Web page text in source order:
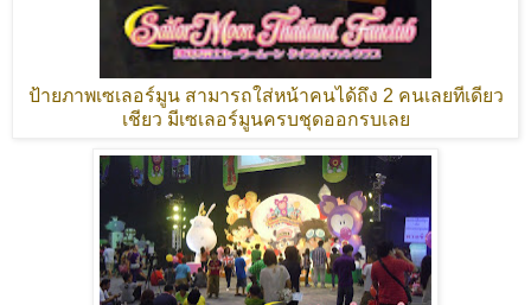
ป้ายภาพเซเลอร์มูน สามารถใส่หน้าคนได้ถึง 2 คนเลยทีเดียว
เชียว มีเซเลอร์มูนครบชุดออกรบเลย